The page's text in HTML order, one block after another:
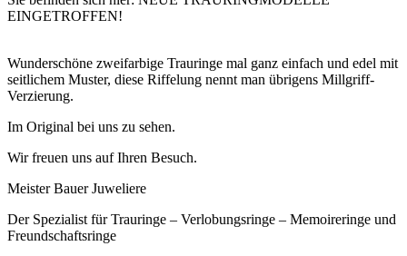
EINGETROFFEN!
Wunderschöne zweifarbige Trauringe mal ganz einfach und edel mit
seitlichem Muster, diese Riffelung nennt man übrigens Millgriff-
Verzierung.
Im Original bei uns zu sehen.
Wir freuen uns auf Ihren Besuch.
Meister Bauer Juweliere
Der Spezialist für Trauringe – Verlobungsringe – Memoireringe und
Freundschaftsringe